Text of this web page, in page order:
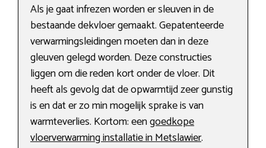
Als je gaat infrezen worden er sleuven in de
bestaande dekvloer gemaakt. Gepatenteerde
verwarmingsleidingen moeten dan in deze
gleuven gelegd worden. Deze constructies
liggen om die reden kort onder de vloer. Dit
heeft als gevolg dat de opwarmtijd zeer gunstig
is en dat er zo min mogelijk sprake is van
warmteverlies. Kortom: eengoedkope
vloerverwarming installatie in Metslawier.